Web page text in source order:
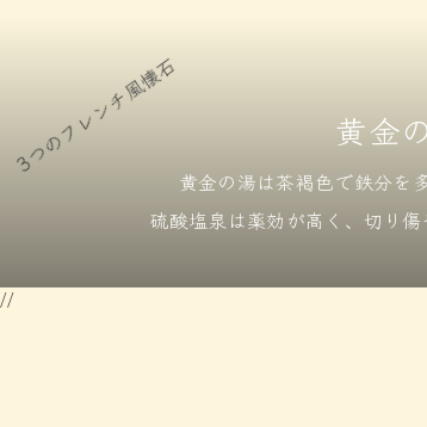
レンチ風懐石 黄金
黄金の湯は茶褐色で鉄分を
硫酸塩泉は薬効が高く、 切り傷
//